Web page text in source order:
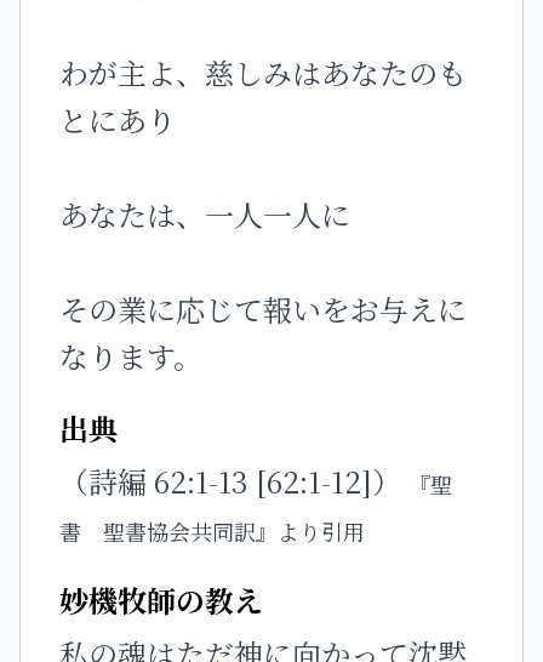
わが主よ、慈しみはあなたのも
とにあり
あなたは、一人一人に
その業に応じて報いをお与えに
なります。
出典
（詩編 62:1-13 [62:1-12]）
『聖
書 聖書協会共同訳』より引用
妙機牧師の教え
私の魂はただ神に向かって沈黙